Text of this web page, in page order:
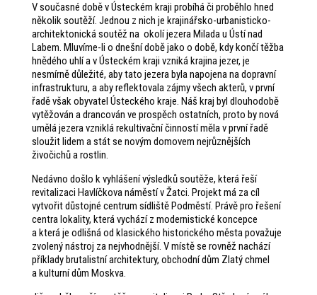
V současné době v Ústeckém kraji probíhá či proběhlo hned
několik soutěží. Jednou z nich je krajinářsko-urbanisticko-
architektonická soutěž na okolí jezera Milada u Ústí nad
Labem. Mluvíme-li o dnešní době jako o době, kdy končí těžba
hnědého uhlí a v Ústeckém kraji vzniká krajina jezer, je
nesmírně důležité, aby tato jezera byla napojena na dopravní
infrastrukturu, a aby reflektovala zájmy všech akterů, v první
řadě však obyvatel Ústeckého kraje. Náš kraj byl dlouhodobě
vytěžován a drancován ve prospěch ostatních, proto by nová
umělá jezera vzniklá rekultivační činností měla v první řadě
sloužit lidem a stát se novým domovem nejrůznějších
živočichů a rostlin.
Nedávno došlo k vyhlášení výsledků soutěže, která řeší
revitalizaci Havlíčkova náměstí v Žatci. Projekt má za cíl
vytvořit důstojné centrum sídliště Podměstí. Právě pro řešení
centra lokality, která vychází z modernistické koncepce
a která je odlišná od klasického historického města považuje
zvolený nástroj za nejvhodnější. V místě se rovněž nachází
příklady brutalistní architektury, obchodní dům Zlatý chmel
a kulturní dům Moskva.